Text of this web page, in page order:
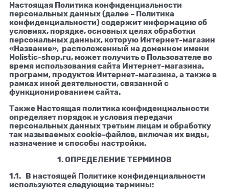
Настоящая Политика конфиденциальности
персональных данных (далее – Политика
конфиденциальности) содержит информацию об
условиях, порядке, основных целях обработки
персональных данных, которую Интернет-магазин
«Название», расположенный на доменном имени
Holistic-shop.ru, может получить о Пользователе во
время использования сайта Интернет-магазина,
программ, продуктов Интернет-магазина, а также в
рамках иной деятельности, связанной с
функционированием сайта.
Также Настоящая политика конфиденциальности
определяет порядок и условия передачи
персональных данных третьим лицам и обработку
так называемых cookie-файлов, включая их виды,
назначение и способы настройки.
1. ОПРЕДЕЛЕНИЕ ТЕРМИНОВ
1.1. В настоящей Политике конфиденциальности
используются следующие термины: